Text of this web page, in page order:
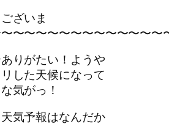
ざいま
〜〜〜〜〜〜〜〜〜〜〜〜〜
りがたい！ようや
した天候になって
気がっ！
気予報はなんだか